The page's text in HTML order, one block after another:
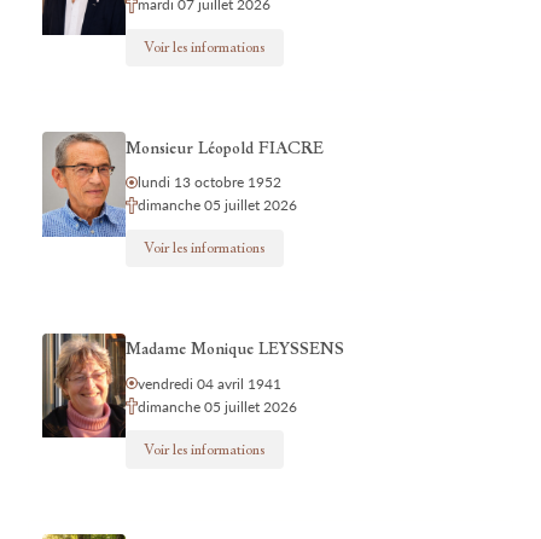
mardi 07 juillet 2026
Voir les informations
Monsieur Léopold FIACRE
lundi 13 octobre 1952
dimanche 05 juillet 2026
Voir les informations
Madame Monique LEYSSENS
vendredi 04 avril 1941
dimanche 05 juillet 2026
Voir les informations